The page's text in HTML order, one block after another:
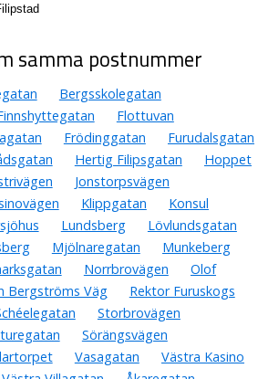
samma postnummer
Bergsskolegatan
Flottuvan
Frödinggatan
Furudalsgatan
Hertig Filipsgatan
Hoppet
Jonstorpsvägen
Klippgatan
Konsul
Lundsberg
Lövlundsgatan
Mjölnaregatan
Munkeberg
Norrbrovägen
Olof
Bergströms Väg
Rektor Furuskogs
Storbrovägen
Sörängsvägen
Vasagatan
Västra Kasino